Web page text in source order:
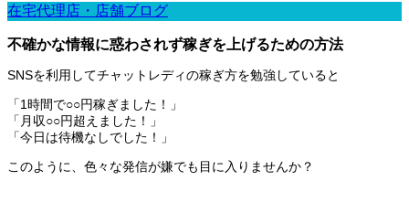
在宅代理店・店舗ブログ
不確かな情報に惑わされず稼ぎを上げるための方法
SNSを利用してチャットレディの稼ぎ方を勉強していると
「1時間で○○円稼ぎました！」
「月収○○円超えました！」
「今日は待機なしでした！」
このように、色々な発信が嫌でも目に入りませんか？